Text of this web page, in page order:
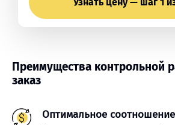
Преимущества контрольной
заказ
Оптимальное